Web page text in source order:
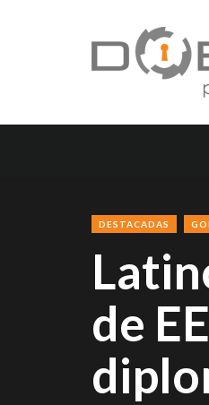
DESTACADAS
de